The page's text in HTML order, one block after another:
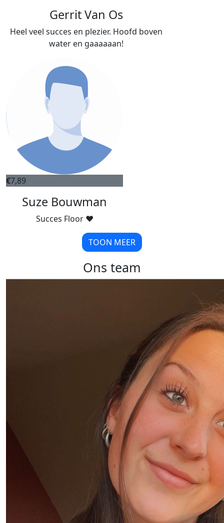
Gerrit Van Os
Heel veel succes en plezier. Hoofd boven
water en gaaaaaan!
€7,89
Suze Bouwman
Succes Floor ❤️
TOON MEER
Ons team